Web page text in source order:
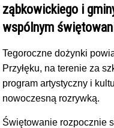
ząbkowickiego i
wspólnym
Tegoroczne dożynki
Przyłęku, na terenie za
program artystyczny i
nowoczesną rozrywką.
Świętowanie rozpocznie